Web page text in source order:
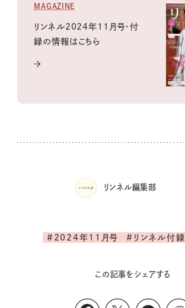
MAGAZINE
リンネル2024年11月号・付
録の情報はこちら
リンネル編集部
#2024年11月号 #リンネル付録
この記事をシェアする